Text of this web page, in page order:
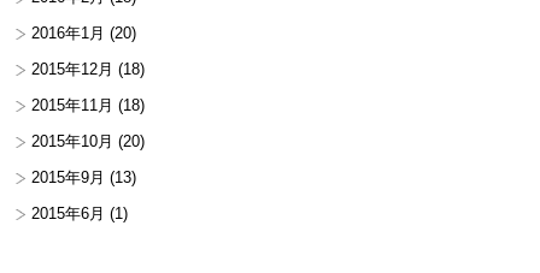
2016年1月 (20)
2015年12月 (18)
2015年11月 (18)
2015年10月 (20)
2015年9月 (13)
2015年6月 (1)